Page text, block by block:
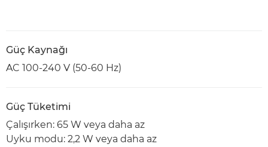
Güç Kaynağı
AC 100-240 V (50-60 Hz)
Güç Tüketimi
Çalışırken: 65 W veya daha az
Uyku modu: 2,2 W veya daha az